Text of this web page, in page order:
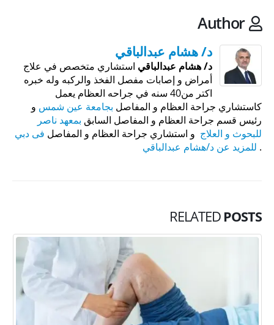
Author
د/ هشام عبدالباقي
د/ هشام عبدالباقي استشاري متخصص في علاج
أمراض و إصابات مفصل الفخذ والركبه وله خبره
اكتر من40 سنه في جراحه العظام يعمل
كاستشاري جراحة العظام و المفاصل بجامعة عين شمس و
رئيس قسم جراحة العظام و المفاصل السابق بمعهد ناصر
للبحوث و العلاج و استشاري جراحة العظام و المفاصل فى دبي
. للمزيد عن د/هشام عبدالباقي
RELATED POSTS